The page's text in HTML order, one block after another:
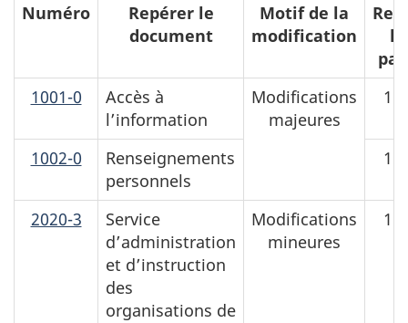
Numéro
Repérer le
document
Motif de la
modification
1001-0
Accès à
l’information
Modifications
majeures
1
1002-0
Renseignements
personnels
1
2020-3
Service
d’administration
et d’instruction
des
organisations de
Modifications
mineures
1